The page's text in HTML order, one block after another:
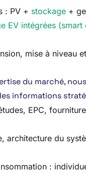
: PV + stockage +
EV intégrées
mise à niveau
du marché,
informations
EPC,
architecture du
: